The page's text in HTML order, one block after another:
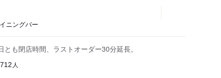
ニングバー
も閉店時間、ラストオーダー30分延長。
人